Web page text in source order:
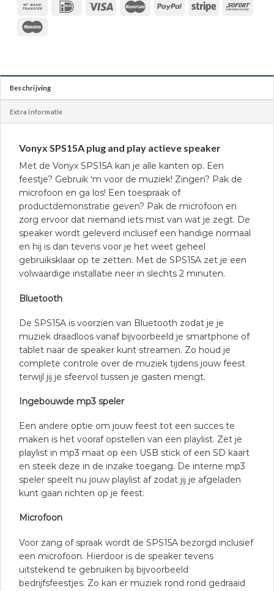
Beschrijving
Extra informatie
Vonyx SPS15A plug and play actieve speaker
Met de Vonyx SPS15A kan je alle kanten op. Een
feestje? Gebruik ‘m voor de muziek! Zingen? Pak de
microfoon en ga los! Een toespraak of
productdemonstratie geven? Pak de microfoon en
zorg ervoor dat niemand iets mist van wat je zegt. De
speaker wordt geleverd inclusief een handige normaal
en hij is dan tevens voor je het weet geheel
gebruiksklaar op te zetten. Met de SPS15A zet je een
volwaardige installatie neer in slechts 2 minuten.
Bluetooth
De SPS15A is voorzien van Bluetooth zodat je je
muziek draadloos vanaf bijvoorbeeld je smartphone of
tablet naar de speaker kunt streamen. Zo houd je
complete controle over de muziek tijdens jouw feest
terwijl jij je sfeervol tussen je gasten mengt.
Ingebouwde mp3 speler
Een andere optie om jouw feest tot een succes te
maken is het vooraf opstellen van een playlist. Zet je
playlist in mp3 maat op een USB stick of een SD kaart
en steek deze in de inzake toegang. De interne mp3
speler speelt nu jouw playlist af zodat jij je afgeladen
kunt gaan richten op je feest.
Microfoon
Voor zang of spraak wordt de SPS15A bezorgd inclusief
een microfoon. Hierdoor is de speaker tevens
uitstekend te gebruiken bij bijvoorbeeld
bedrijfsfeestjes. Zo kan er muziek rond rond gedraaid